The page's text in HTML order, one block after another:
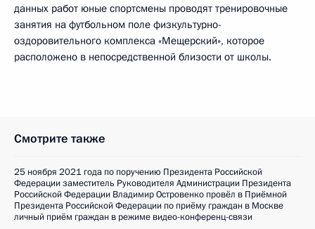
данных работ юные спортсмены проводят тренировочные
занятия на футбольном поле физкультурно-
оздоровительного комплекса «Мещерский», которое
расположено в непосредственной близости от школы.
Смотрите также
25 ноября 2021 года по поручению Президента Российской
Федерации заместитель Руководителя Администрации Президента
Российской Федерации Владимир Островенко провёл в Приёмной
Президента Российской Федерации по приёму граждан в Москве
личный приём граждан в режиме видео-конференц-связи